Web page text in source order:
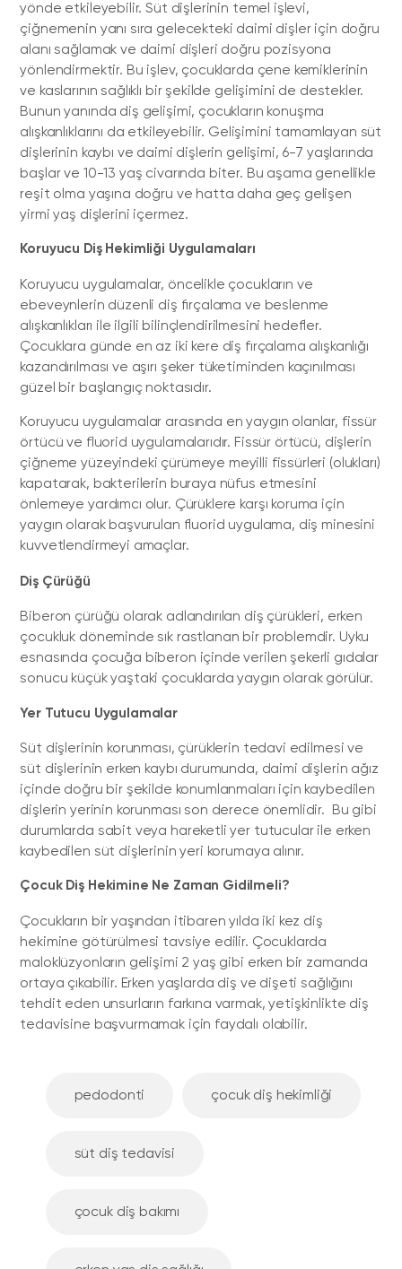
yönde etkileyebilir. Süt dişlerinin temel işlevi,
çiğnemenin yanı sıra gelecekteki daimi dişler için doğru
alanı sağlamak ve daimi dişleri doğru pozisyona
yönlendirmektir. Bu işlev, çocuklarda çene kemiklerinin
ve kaslarının sağlıklı bir şekilde gelişimini de destekler.
Bunun yanında diş gelişimi, çocukların konuşma
alışkanlıklarını da etkileyebilir. Gelişimini tamamlayan süt
dişlerinin kaybı ve daimi dişlerin gelişimi, 6-7 yaşlarında
başlar ve 10-13 yaş civarında biter. Bu aşama genellikle
reşit olma yaşına doğru ve hatta daha geç gelişen
yirmi yaş dişlerini içermez.
Koruyucu Diş Hekimliği Uygulamaları
Koruyucu uygulamalar, öncelikle çocukların ve
ebeveynlerin düzenli diş fırçalama ve beslenme
alışkanlıkları ile ilgili bilinçlendirilmesini hedefler.
Çocuklara günde en az iki kere diş fırçalama alışkanlığı
kazandırılması ve aşırı şeker tüketiminden kaçınılması
güzel bir başlangıç noktasıdır.
Koruyucu uygulamalar arasında en yaygın olanlar, fissür
örtücü ve fluorid uygulamalarıdır. Fissür örtücü, dişlerin
çiğneme yüzeyindeki çürümeye meyilli fissürleri (olukları)
kapatarak, bakterilerin buraya nüfus etmesini
önlemeye yardımcı olur. Çürüklere karşı koruma için
yaygın olarak başvurulan fluorid uygulama, diş minesini
kuvvetlendirmeyi amaçlar.
Diş Çürüğü
Biberon çürüğü olarak adlandırılan diş çürükleri, erken
çocukluk döneminde sık rastlanan bir problemdir. Uyku
esnasında çocuğa biberon içinde verilen şekerli gıdalar
sonucu küçük yaştaki çocuklarda yaygın olarak görülür.
Yer Tutucu Uygulamalar
Süt dişlerinin korunması, çürüklerin tedavi edilmesi ve
süt dişlerinin erken kaybı durumunda, daimi dişlerin ağız
içinde doğru bir şekilde konumlanmaları için kaybedilen
dişlerin yerinin korunması son derece önemlidir. Bu gibi
durumlarda sabit veya hareketli yer tutucular ile erken
kaybedilen süt dişlerinin yeri korumaya alınır.
Çocuk Diş Hekimine Ne Zaman Gidilmeli?
Çocukların bir yaşından itibaren yılda iki kez diş
hekimine götürülmesi tavsiye edilir. Çocuklarda
maloklüzyonların gelişimi 2 yaş gibi erken bir zamanda
ortaya çıkabilir. Erken yaşlarda diş ve dişeti sağlığını
tehdit eden unsurların farkına varmak, yetişkinlikte diş
tedavisine başvurmamak için faydalı olabilir.
pedodonti çocuk diş hekimliği
süt diş tedavisi
çocuk diş bakımı